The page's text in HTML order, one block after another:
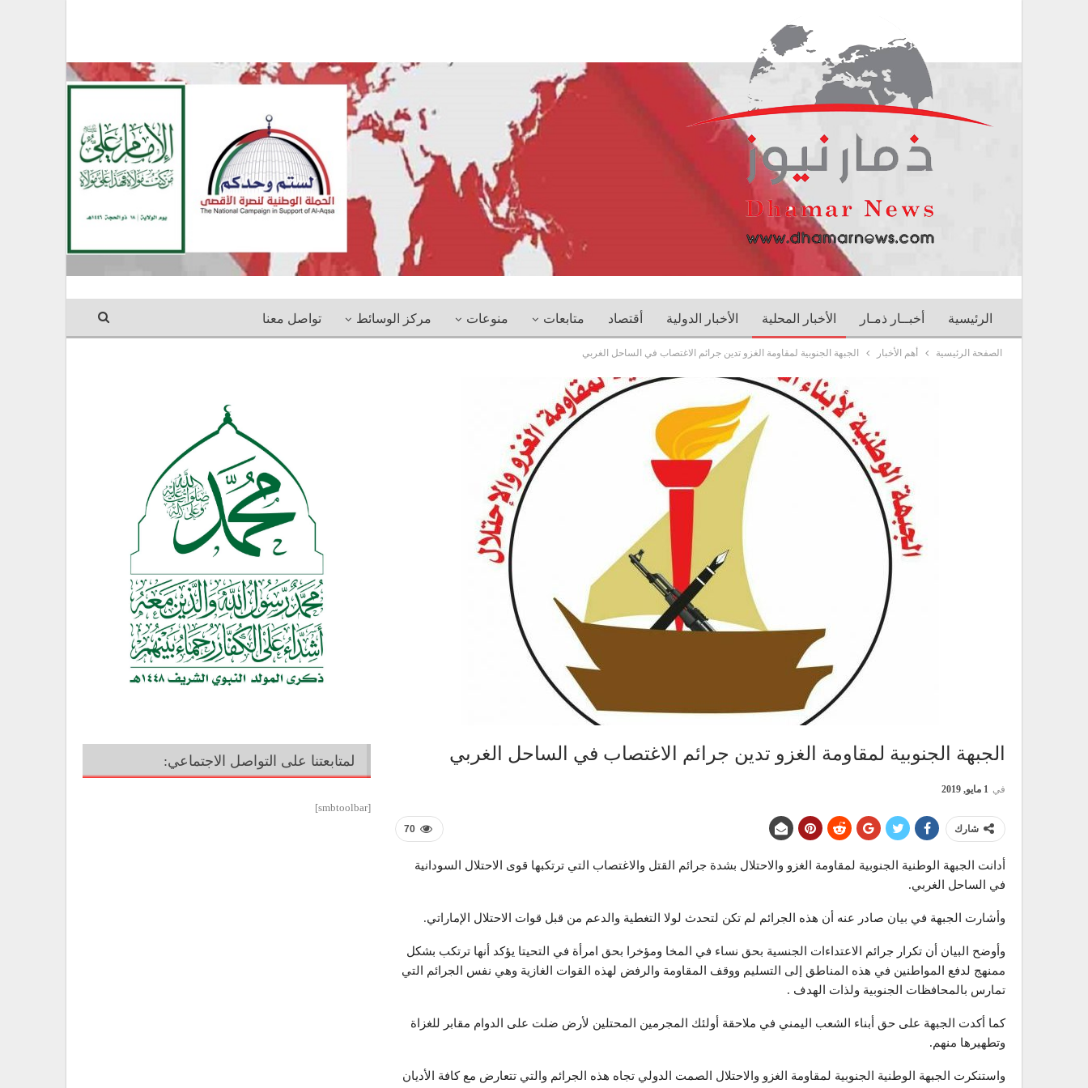
الرئيسية أخبــار ذمـار الأخبار المحلية الأخبار الدولية أقتصاد متابعات منوعات مركز الوسائط تواصل معنا
الصفحة الرئيسية أهم الأخبار الجبهة الجنوبية لمقاومة الغزو تدين جرائم الاغتصاب في الساحل الغربي
الجبهة الجنوبية لمقاومة الغزو تدين جرائم الاغتصاب في الساحل الغربي
في 1 مايو, 2019
70 شارك
أدانت الجبهة الوطنية الجنوبية لمقاومة الغزو والاحتلال بشدة جرائم القتل والاغتصاب التي ترتكبها قوى الاحتلال السودانية
في الساحل الغربي.
وأشارت الجبهة في بيان صادر عنه أن هذه الجرائم لم تكن لتحدث لولا التغطية والدعم من قبل قوات الاحتلال الإماراتي.
وأوضح البيان أن تكرار جرائم الاعتداءات الجنسية بحق نساء في المخا ومؤخرا بحق امرأة في التحيتا يؤكد أنها ترتكب بشكل
ممنهج لدفع المواطنين في هذه المناطق إلى التسليم ووقف المقاومة والرفض لهذه القوات الغازية وهي نفس الجرائم التي
تمارس بالمحافظات الجنوبية ولذات الهدف .
كما أكدت الجبهة على حق أبناء الشعب اليمني في ملاحقة أولئك المجرمين المحتلين لأرض ضلت على الدوام مقابر للغزاة
وتطهيرها منهم.
واستنكرت الجبهة الوطنية الجنوبية لمقاومة الغزو والاحتلال الصمت الدولي تجاه هذه الجرائم والتي تتعارض مع كافة الأديان
لمتابعتنا على التواصل الاجتماعي:
[smbtoolbar]